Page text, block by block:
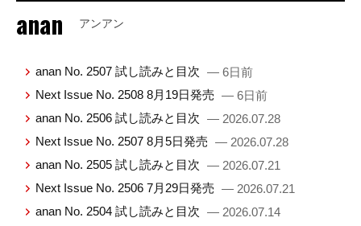
anan アンアン
anan No. 2507 試し読みと目次 — 6日前
Next Issue No. 2508 8月19日発売 — 6日前
anan No. 2506 試し読みと目次 — 2026.07.28
Next Issue No. 2507 8月5日発売 — 2026.07.28
anan No. 2505 試し読みと目次 — 2026.07.21
Next Issue No. 2506 7月29日発売 — 2026.07.21
anan No. 2504 試し読みと目次 — 2026.07.14